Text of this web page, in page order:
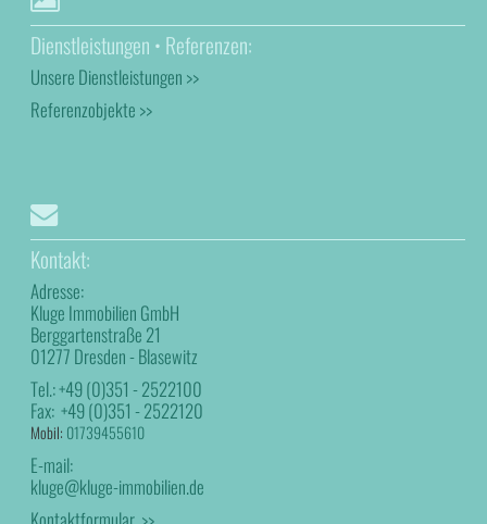
Dienstleistungen • Referenzen:
Unsere Dienstleistungen >>
Referenzobjekte >>
Kontakt:
Adresse:
Kluge Immobilien GmbH
Berggartenstraße 21
01277 Dresden - Blasewitz
Tel.:+49 (0)351 - 2522100
Fax:+49 (0)351 - 2522120
Mobil: 01739455610
E-mail:
kluge@kluge-immobilien.de